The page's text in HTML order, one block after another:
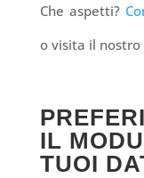
Che aspetti?
o visita il
IL
TUOI